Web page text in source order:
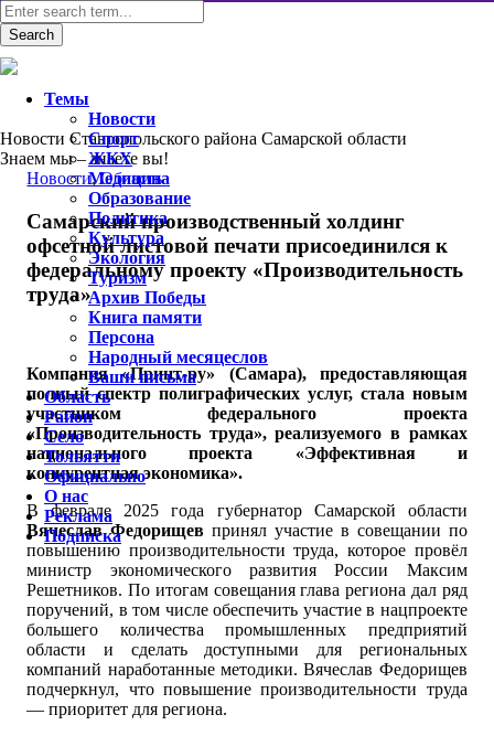
Новости Ставропольского района Самарской области
Знаем мы – знаете вы!
Новости,Область
Самарский производственный холдинг
офсетной листовой печати присоединился к
федеральному проекту «Производительность
труда»
Компания «Принт-ру» (Самара), предоставляющая
полный спектр полиграфических услуг, стала новым
участником федерального проекта
«Производительность труда», реализуемого в рамках
национального проекта «Эффективная и
конкурентная экономика».
В феврале 2025 года губернатор Самарской области
Вячеслав Федорищев принял участие в совещании по
повышению производительности труда, которое провёл
министр экономического развития России Максим
Решетников. По итогам совещания глава региона дал ряд
поручений, в том числе обеспечить участие в нацпроекте
большего количества промышленных предприятий
области и сделать доступными для региональных
компаний наработанные методики. Вячеслав Федорищев
подчеркнул, что повышение производительности труда
— приоритет для региона.
Темы
Новости
Спорт
ЖКХ
Медицина
Образование
Политика
Культура
Экология
Туризм
Архив Победы
Книга памяти
Персона
Народный месяцеслов
Ваши письма
Область
Район
Село
Тольятти
Официально
О нас
Реклама
Подписка